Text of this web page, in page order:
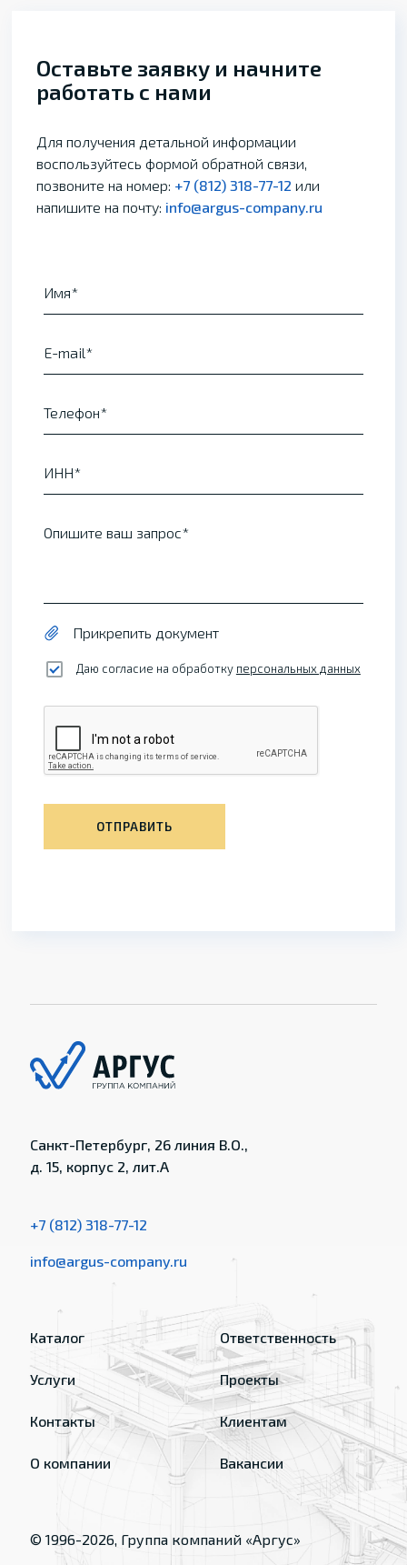
Оставьте заявку и начните
работать с нами
Для получения детальной информации
воспользуйтесь формой обратной связи,
позвоните на номер: +7 (812) 318-77-12 или
напишите на почту: info@argus-company.ru
Имя
E-mail
Телефон
ИНН
Опишите ваш запрос
Прикрепить документ
Даю согласие на обработку персональных данных
ОТПРАВИТЬ
Санкт-Петербург, 26 линия В.О.,
д. 15, корпус 2, лит.А
+7 (812) 318-77-12
info@argus-company.ru
Каталог
Услуги
Контакты
О компании
Ответственность
Проекты
Клиентам
Вакансии
© 1996-2026, Группа компаний «Аргус»